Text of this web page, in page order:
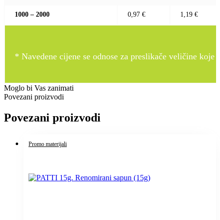
1000 – 2000 0,97 € 1,19 €
* Navedene cijene se odnose za preslikače veličine
Moglo bi Vas zanimati
Povezani proizvodi
Povezani proizvodi
Promo materijali